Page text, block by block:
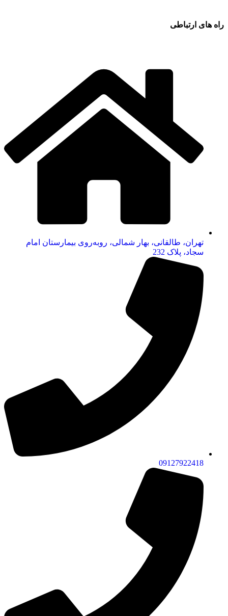
راه های ارتباطی
تهران، طالقانی، بهار شمالی، روبه‌روی بیمارستان امام
سجاد، پلاک 232
09127922418